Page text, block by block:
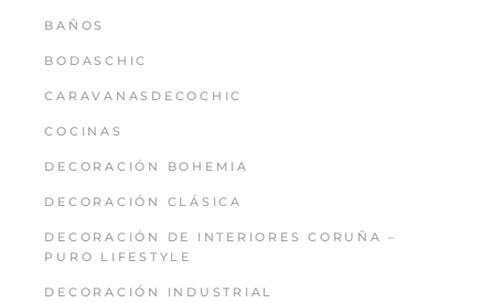
BAÑOS
BODASCHIC
CARAVANASDECOCHIC
COCINAS
DECORACIÓN BOHEMIA
DECORACIÓN CLÁSICA
DECORACIÓN DE INTERIORES CORUÑA –
PURO LIFESTYLE
DECORACIÓN INDUSTRIAL